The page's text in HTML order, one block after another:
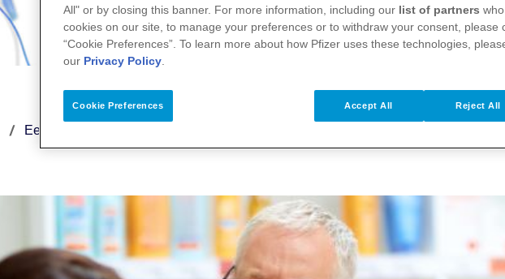
Een ongewenst voorval melden
All" or by closing this banner. For more information, including our list of partners
cookies on our site, to manage your preferences or to withdraw your consent, please
“Cookie Preferences”. To learn more about how Pfizer uses these technologies,
our Privacy Policy
Cookie Preferences Reject All
Accept All